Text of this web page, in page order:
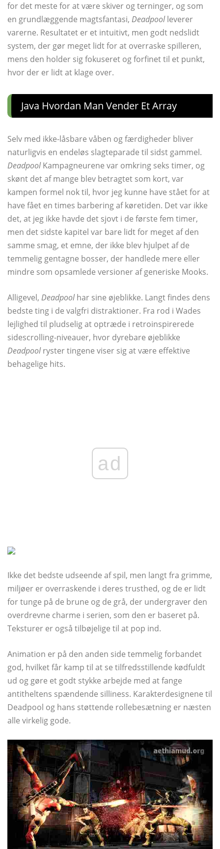
for det meste for at være skiver og terninger, og som
en grundlæggende magtsfantasi, Deadpoolleverer
varerne. Resultatet er et intuitivt, men godt nedslidt
system, der gør meget lidt for at overraske spilleren,
mens den holder sig fokuseret og forfinet til et punkt,
hvor der er lidt at klage over.
Java Hvordan Man Vender Et Array
Selv med ikke-låsbare våben og færdigheder bliver
naturligvis en endeløs slagteparade til sidst gammel.
DeadpoolKampagneurene var omkring seks timer, og
skønt det af mange blev betragtet som kort, var
kampen formel nok til, hvor jeg kunne have stået for at
have fået en times barbering af køretiden. Det var ikke
det, at jeg ikke havde det sjovt i de første fem timer,
men det sidste kapitel var bare lidt for meget af den
samme smag, et emne, der ikke blev hjulpet af de
temmelig gentagne bosser, der handlede mere eller
mindre som opsamlede versioner af generiske Mooks.
Alligevel, Deadpoolhar sine øjeblikke. Langt findes dens
bedste ting i de valgfri distraktioner. Fra rod i Wades
lejlighed til pludselig at optræde i retroinspirerede
sidescrolling-niveauer, hvor dyrebare øjeblikke
Deadpoolryster tingene viser sig at være effektive
behagelige hits.
ad
Ikke det bedste udseende af spil, men langt fra grimme,
miljøer er overraskende i deres trusthed, og de er lidt
for tunge på de brune og de grå, der undergraver den
overdrevne charme i serien, som den er baseret på.
Teksturer er også tilbøjelige til at pop ind.
Animation er på den anden side temmelig forbandet
god, hvilket får kamp til at se tilfredsstillende kødfuldt
ud og gøre et godt stykke arbejde med at fange
antitheltens spændende silliness. Karakterdesignene til
Deadpool og hans støttende rollebesætning er næsten
alle virkelig gode.